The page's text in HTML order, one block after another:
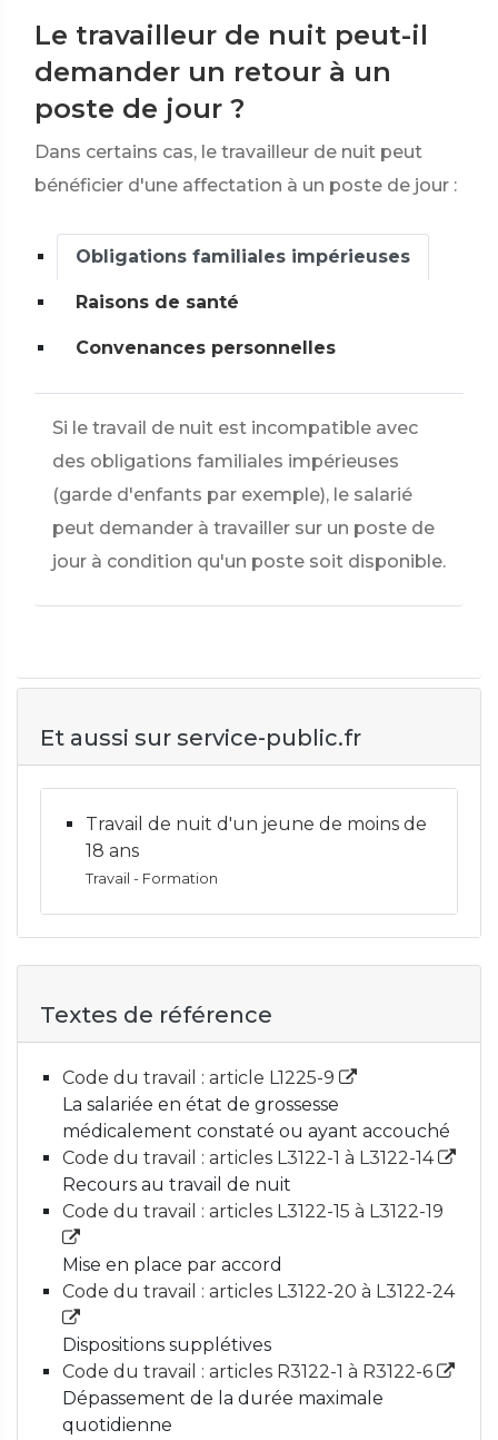
Le travailleur de nuit peut-il
demander un retour à un
poste de jour ?
Dans certains cas, le travailleur de nuit peut
bénéficier d'une affectation à un poste de jour :
Obligations familiales impérieuses
Raisons de santé
Convenances personnelles
Si le travail de nuit est incompatible avec
des obligations familiales impérieuses
(garde d'enfants par exemple), le salarié
peut demander à travailler sur un poste de
jour à condition qu'un poste soit disponible.
Et aussi sur service-public.fr
Travail de nuit d'un jeune de moins de
18 ans
Travail - Formation
Textes de référence
Code du travail : article L1225-9
La salariée en état de grossesse
médicalement constaté ou ayant accouché
Code du travail : articles L3122-1 à L3122-14
Recours au travail de nuit
Code du travail : articles L3122-15 à L3122-19
Mise en place par accord
Code du travail : articles L3122-20 à L3122-24
Dispositions supplétives
Code du travail : articles R3122-1 à R3122-6
Dépassement de la durée maximale
quotidienne